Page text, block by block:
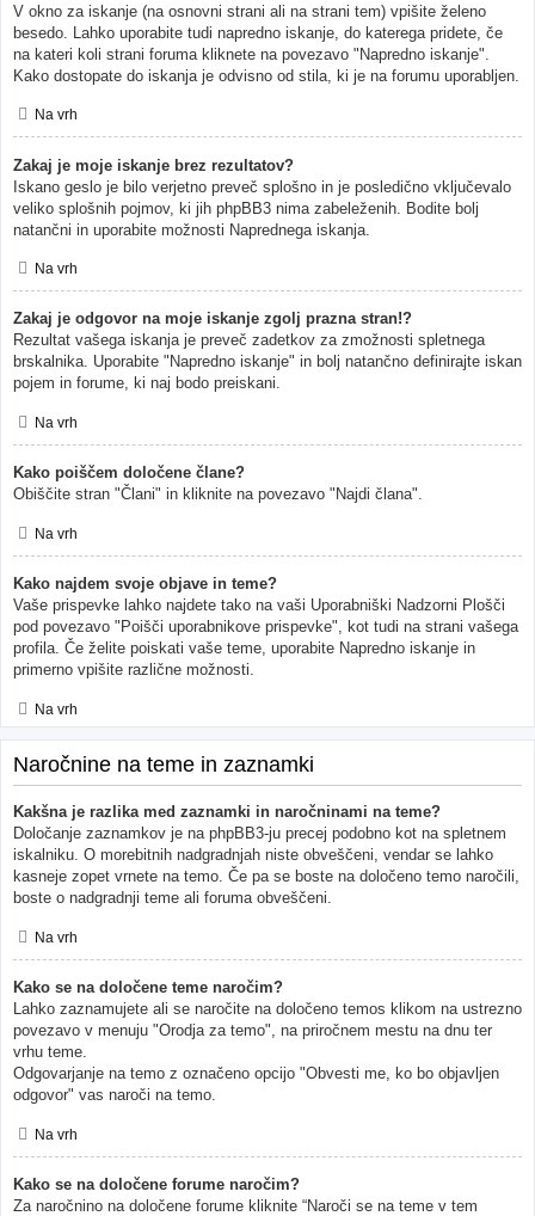
V okno za iskanje (na osnovni strani ali na strani tem) vpišite želeno
besedo. Lahko uporabite tudi napredno iskanje, do katerega pridete, če
na kateri koli strani foruma kliknete na povezavo "Napredno iskanje".
Kako dostopate do iskanja je odvisno od stila, ki je na forumu uporabljen.
Na vrh
Zakaj je moje iskanje brez rezultatov?
Iskano geslo je bilo verjetno preveč splošno in je posledično vključevalo
veliko splošnih pojmov, ki jih phpBB3 nima zabeleženih. Bodite bolj
natančni in uporabite možnosti Naprednega iskanja.
Na vrh
Zakaj je odgovor na moje iskanje zgolj prazna stran!?
Rezultat vašega iskanja je preveč zadetkov za zmožnosti spletnega
brskalnika. Uporabite "Napredno iskanje" in bolj natančno definirajte iskan
pojem in forume, ki naj bodo preiskani.
Na vrh
Kako poiščem določene člane?
Obiščite stran "Člani" in kliknite na povezavo "Najdi člana".
Na vrh
Kako najdem svoje objave in teme?
Vaše prispevke lahko najdete tako na vaši Uporabniški Nadzorni Plošči
pod povezavo "Poišči uporabnikove prispevke", kot tudi na strani vašega
profila. Če želite poiskati vaše teme, uporabite Napredno iskanje in
primerno vpišite različne možnosti.
Na vrh
Naročnine na teme in zaznamki
Kakšna je razlika med zaznamki in naročninami na teme?
Določanje zaznamkov je na phpBB3-ju precej podobno kot na spletnem
iskalniku. O morebitnih nadgradnjah niste obveščeni, vendar se lahko
kasneje zopet vrnete na temo. Če pa se boste na določeno temo naročili,
boste o nadgradnji teme ali foruma obveščeni.
Na vrh
Kako se na določene teme naročim?
Lahko zaznamujete ali se naročite na določeno temos klikom na ustrezno
povezavo v menuju "Orodja za temo", na priročnem mestu na dnu ter
vrhu teme.
Odgovarjanje na temo z označeno opcijo "Obvesti me, ko bo objavljen
odgovor" vas naroči na temo.
Na vrh
Kako se na določene forume naročim?
Za naročnino na določene forume kliknite “Naroči se na teme v tem